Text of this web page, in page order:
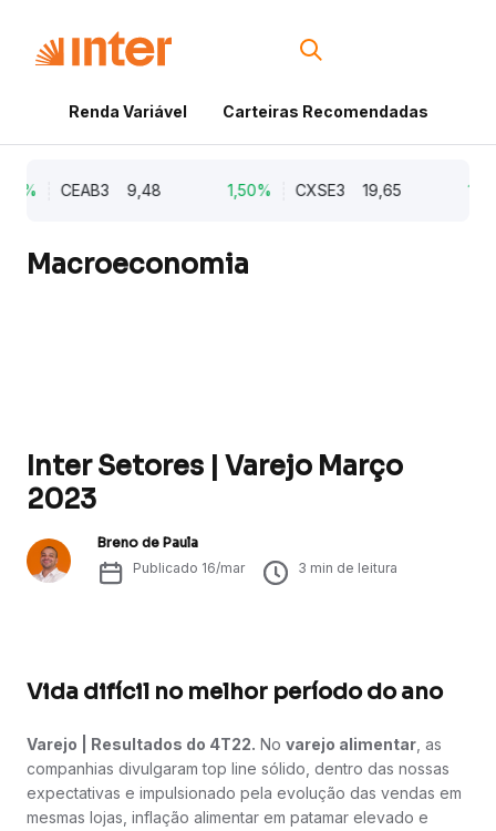
Renda Variável Carteiras Recomendadas
CEAB3 9,48 1,50% CXSE3 19,65
Macroeconomia
Inter Setores | Varejo Março
2023
Breno de Paula
Publicado 16/mar 3 min de leitura
Vida difícil no melhor período do ano
Varejo | Resultados do 4T22. No varejo alimentar , as
companhias divulgaram top line sólido, dentro das nossas
expectativas e impulsionado pela evolução das vendas em
mesmas lojas, inflação alimentar em patamar elevado e